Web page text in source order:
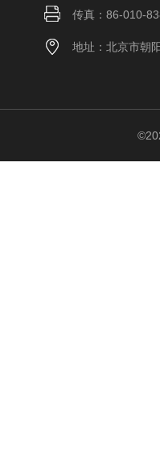
传真：86-010-
地址：北京市朝